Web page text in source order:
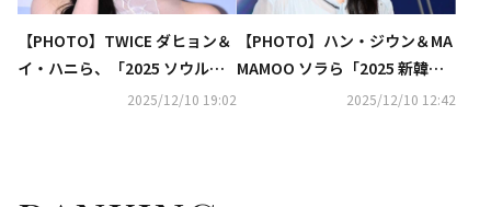
【PHOTO】TWICE ダヒョン＆
イ・ハニら、「2025 ソウル国
際映画大賞」に出席（動画あ
2025/12/10 19:02
【PHOTO】ハン・ジウン＆MA
MAMOO ソラら「2025 新韓銀
行SOL KBOゴールデングローブ
2025/12/10 12:42